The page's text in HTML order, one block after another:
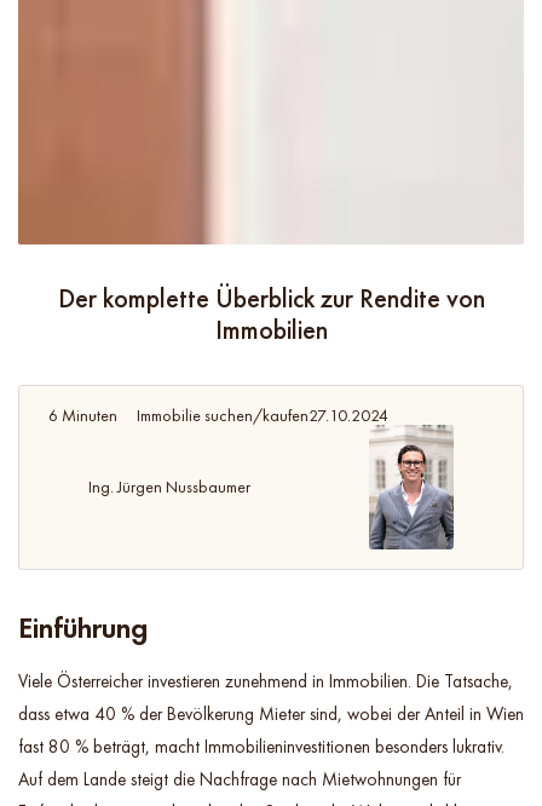
Der komplette Überblick zur Rendite von
Immobilien
6 Minuten Immobilie suchen/kaufen27.10.2024
Ing. Jürgen Nussbaumer
Einführung
Viele Österreicher investieren zunehmend in Immobilien. Die Tatsache,
dass etwa 40 % der Bevölkerung Mieter sind, wobei der Anteil in Wien
fast 80 % beträgt, macht Immobilieninvestitionen besonders lukrativ.
Auf dem Lande steigt die Nachfrage nach Mietwohnungen für